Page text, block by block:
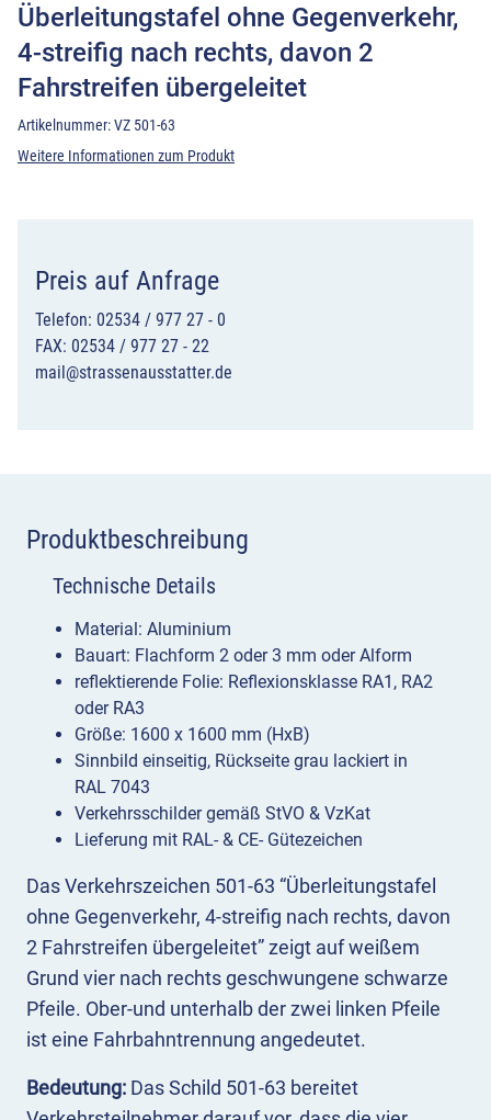
Überleitungstafel ohne Gegenverkehr,
4-streifig nach rechts, davon 2
Fahrstreifen übergeleitet
Artikelnummer:VZ 501-63
Weitere Informationen zum Produkt
Preis auf Anfrage
Telefon: 02534 / 977 27 - 0
FAX: 02534 / 977 27 - 22
mail@strassenausstatter.de
Produktbeschreibung
Das Verkehrszeichen 501-63 “Überleitungstafel
ohne Gegenverkehr, 4-streifig nach rechts, davon
2 Fahrstreifen übergeleitet” zeigt auf weißem
Grund vier nach rechts geschwungene schwarze
Pfeile. Ober-und unterhalb der zwei linken Pfeile
ist eine Fahrbahntrennung angedeutet.
Bedeutung: Das Schild 501-63 bereitet
Technische Details
Material: Aluminium
Bauart: Flachform 2 oder 3 mm oder Alform
reflektierende Folie: Reflexionsklasse RA1, RA2
oder RA3
Größe: 1600 x 1600 mm (HxB)
Sinnbild einseitig, Rückseite grau lackiert in
RAL 7043
Verkehrsschilder gemäß StVO & VzKat
Lieferung mit RAL- & CE- Gütezeichen